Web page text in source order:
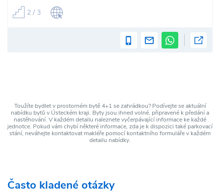
2 / 3
Toužíte bydlet v prostorném bytě 4+1 se zahrádkou? Podívejte se aktuální
nabídku bytů v Ústeckém kraji. Byty jsou ihned volné, připravené k předání a
nastěhování. V každém detailu naleznete vyčerpávající informace ke každé
jednotce. Pokud vám chybí některé informace, zda je k dispozici také parkovací
stání, neváhejte kontaktovat makléře pomocí kontaktního formuláře v každém
detailu nabídky.
Často kladené otázky